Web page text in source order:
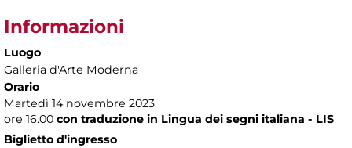
Informazioni
Luogo
Galleria d'Arte Moderna
Orario
Martedì 14 novembre 2023
ore 16.00 con traduzione in Lingua dei segni italiana - LIS
Biglietto d'ingresso